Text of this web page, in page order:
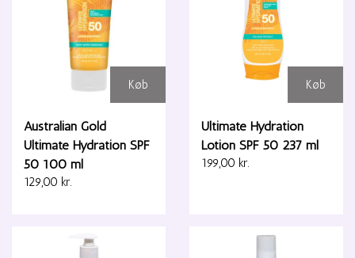
Køb
Australian Gold
Ultimate Hydration SPF
50 100 ml
129,00 kr.
Køb
Ultimate Hydration
Lotion SPF 50 237 ml
199,00 kr.